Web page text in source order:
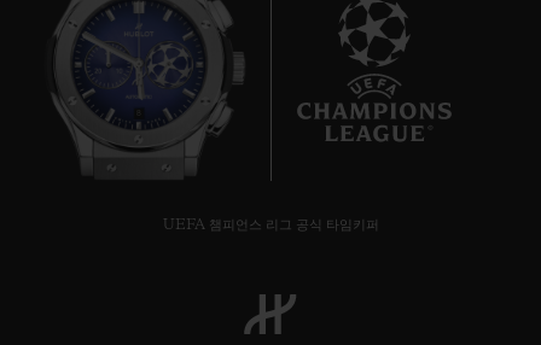
UEFA 챔피언스 리그 공식 타임키퍼